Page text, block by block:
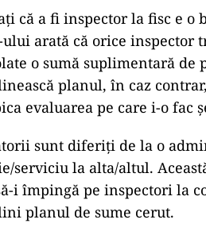
că a fi inspector la fisc e
ului arată că orice inspector
o sumă suplimentară de
planul, în caz
evaluarea pe care i-o fac
sunt diferiți de la o
serviciu la alta/altul.
i împingă pe inspectori la
planul de sume cerut.